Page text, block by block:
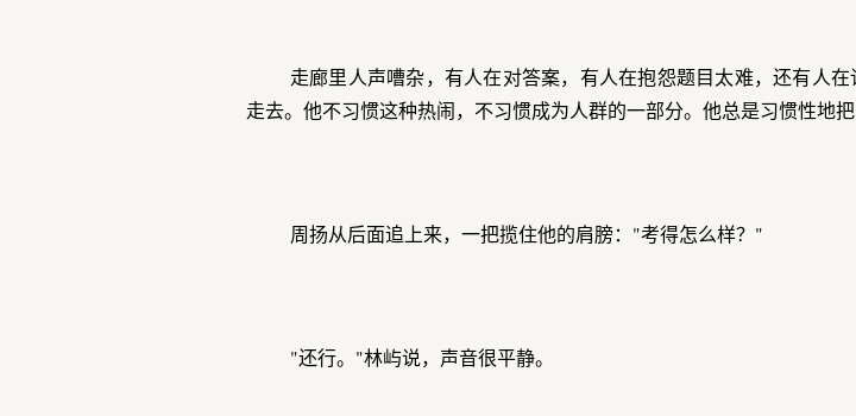
走廊里人声嘈杂，有人在对答案，有人在抱怨题目太难，还有人
走去。他不习惯这种热闹，不习惯成为人群的一部分。他总是习惯性地
周扬从后面追上来，一把揽住他的肩膀："考得怎么样？"
"还行。"林屿说，声音很平静。